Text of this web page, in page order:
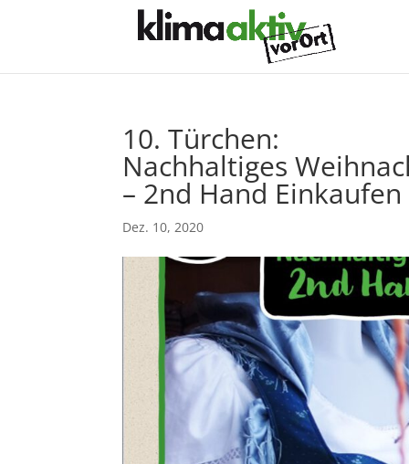
10. Türchen:
Nachhaltiges
– 2nd Hand Einkaufen
Dez. 10, 2020